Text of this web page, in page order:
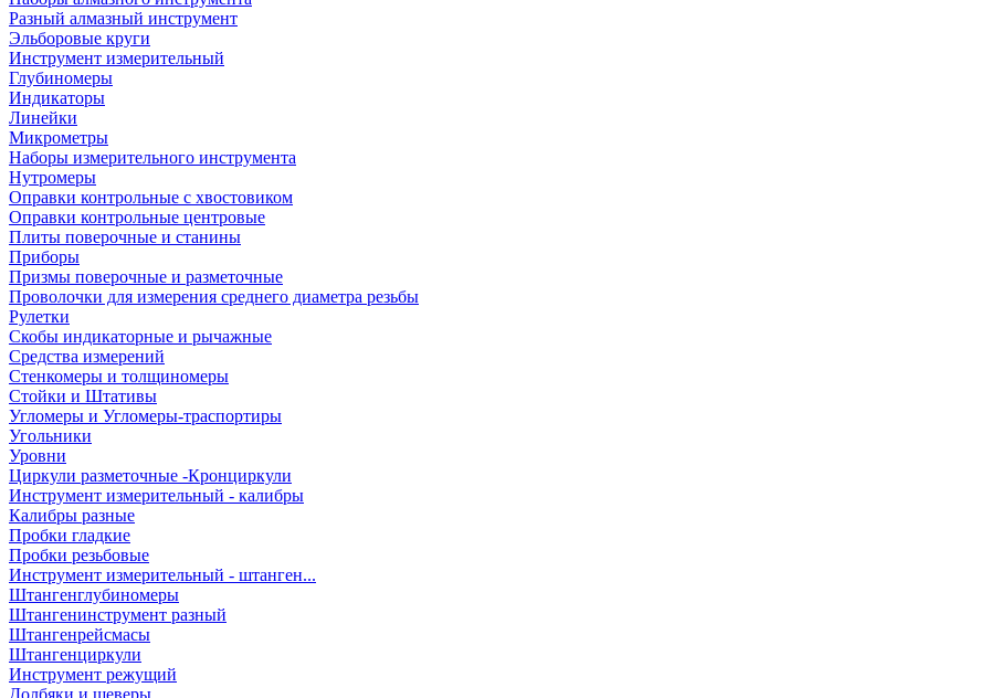
Разный алмазный инструмент
Эльборовые круги
Инструмент измерительный
Глубиномеры
Индикаторы
Линейки
Микрометры
Наборы измерительного инструмента
Нутромеры
Оправки контрольные с хвостовиком
Оправки контрольные центровые
Плиты поверочные и станины
Приборы
Призмы поверочные и разметочные
Проволочки для измерения среднего диаметра резьбы
Рулетки
Скобы индикаторные и рычажные
Средства измерений
Стенкомеры и толщиномеры
Стойки и Штативы
Угломеры и Угломеры-траспортиры
Угольники
Уровни
Циркули разметочные -Кронциркули
Инструмент измерительный - калибры
Калибры разные
Пробки гладкие
Пробки резьбовые
Инструмент измерительный - штанген...
Штангенглубиномеры
Штангенинструмент разный
Штангенрейсмасы
Штангенциркули
Инструмент режущий
Долбяки и шеверы